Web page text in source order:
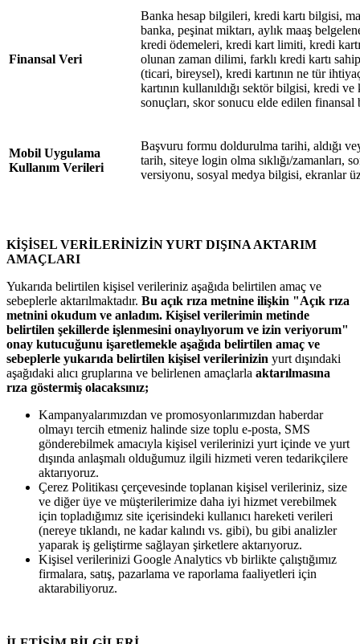
Finansal Veri
Banka hesap bilgileri, kredi kartı bilgisi,
banka, peşinat miktarı, aylık maaş
kredi ödemeleri, kredi kart limiti, kredi
olunan zaman dilimi, farklı kredi kartı
(ticari, bireysel), kredi kartının ne tür
kartının kullanıldığı sektör bilgisi, kredi
sonuçları, skor sonucu elde edilen finansal
Mobil Uygulama
Kullanım Verileri
Başvuru formu doldurulma tarihi, aldığı
tarih, siteye login olma sıklığı/zamanları,
versiyonu, sosyal medya bilgisi, ekranlar
KİŞİSEL VERİLERİNİZİN YURT DIŞINA AKTARIM
AMAÇLARI
Yukarıda belirtilen kişisel verileriniz aşağıda belirtilen amaç ve
sebeplerle aktarılmaktadır. Bu açık rıza metnine ilişkin "Açık rıza
metnini okudum ve anladım. Kişisel verilerimin metinde
belirtilen şekillerde işlenmesini onaylıyorum ve izin veriyorum"
onay kutucuğunu işaretlemekle aşağıda belirtilen amaç ve
sebeplerle yukarıda belirtilen kişisel verilerinizin yurt dışındaki
aşağıdaki alıcı gruplarına ve belirlenen amaçlarla aktarılmasına
rıza göstermiş olacaksınız;
Kampanyalarımızdan ve promosyonlarımızdan haberdar
olmayı tercih etmeniz halinde size toplu e-posta, SMS
gönderebilmek amacıyla kişisel verilerinizi yurt içinde ve yurt
dışında anlaşmalı olduğumuz ilgili hizmeti veren tedarikçilere
aktarıyoruz.
Çerez Politikası çerçevesinde toplanan kişisel verileriniz, size
ve diğer üye ve müşterilerimize daha iyi hizmet verebilmek
için topladığımız site içerisindeki kullanıcı hareketi verileri
(nereye tıklandı, ne kadar kalındı vs. gibi), bu gibi analizler
yaparak iş geliştirme sağlayan şirketlere aktarıyoruz.
Kişisel verilerinizi Google Analytics vb birlikte çalıştığımız
firmalara, satış, pazarlama ve raporlama faaliyetleri için
aktarabiliyoruz.